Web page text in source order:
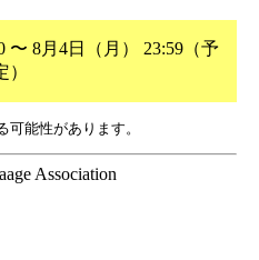
〜 8月4日（月） 23:59（予
）
可能性があります。
Association